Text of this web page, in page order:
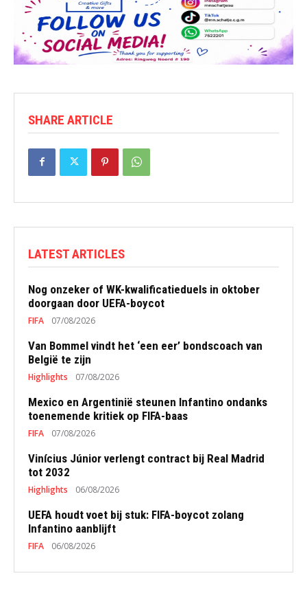
SHARE ARTICLE
LATEST ARTICLES
Nog onzeker of WK-kwalificatieduels in oktober
doorgaan door UEFA-boycot
FIFA 07/08/2026
Van Bommel vindt het ‘een eer’ bondscoach van
België te zijn
Highlights 07/08/2026
Mexico en Argentinië steunen Infantino ondanks
toenemende kritiek op FIFA-baas
FIFA 07/08/2026
Vinícius Júnior verlengt contract bij Real Madrid
tot 2032
Highlights 06/08/2026
UEFA houdt voet bij stuk: FIFA-boycot zolang
Infantino aanblijft
FIFA 06/08/2026